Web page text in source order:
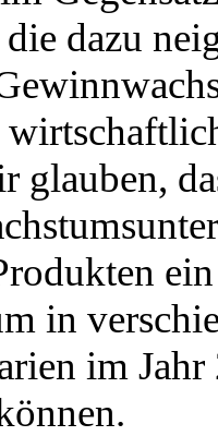
dazu
glauben,
in
im